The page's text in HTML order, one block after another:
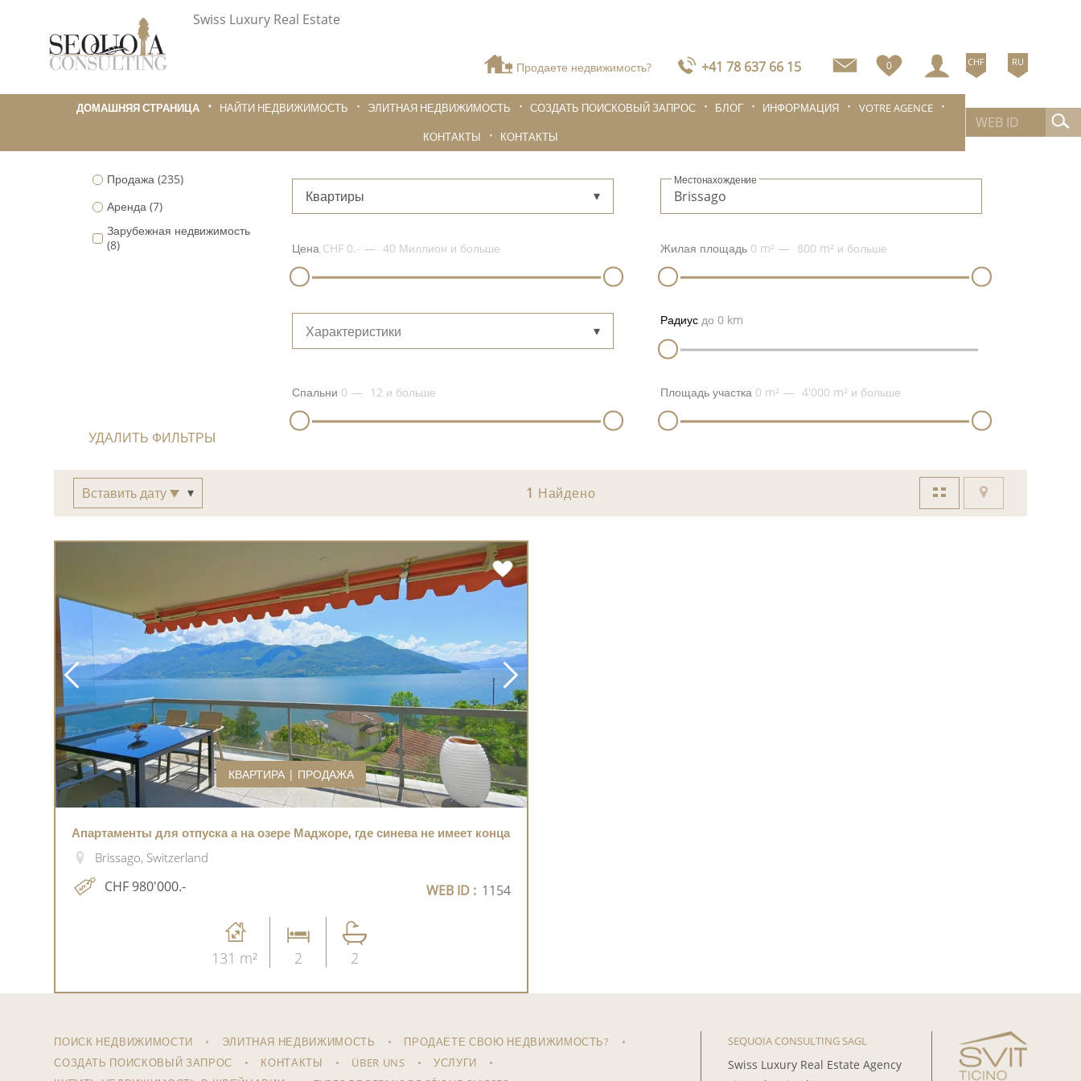
Swiss Luxury Real Estate
Продаете недвижимость? +41 78 637 66 15 0 CHF RU
ДОМАШНЯЯ СТРАНИЦА НАЙТИ НЕДВИЖИМОСТЬ ЭЛИТНАЯ НЕДВИЖИМОСТЬ СОЗДАТЬ ПОИСКОВЫЙ ЗАПРОС БЛОГ ИНФОРМАЦИЯ
VOTRE AGENCE
КОНТАКТЫ
КОНТАКТЫ
Продажа(235)
Аренда(7)
Зарубежная недвижимость
(8)
Квартиры
Местонахождение
Цена CHF 0.- 40 Миллион и больше Жилая площадь 0 m² 800 m² и больше
Характеристики
Радиусдо 0 km
Спальни 0 12 и больше Площадь участка 0 m² 4'000 m² и больше
УДАЛИТЬ ФИЛЬТРЫ
Вставить дату 1 Найдено
КВАРТИРА | ПРОДАЖА
Апартаменты для отпуска а на озере Маджоре, где синева не имеет конца
Brissago, Switzerland
CHF 980'000.- WEB ID : 1154
131 m² 2 2
ПОИСК НЕДВИЖИМОСТИ ЭЛИТНАЯ НЕДВИЖИМОСТЬ
ПРОДАЕТЕ СВОЮ НЕДВИЖИМОСТЬ?
СОЗДАТЬ ПОИСКОВЫЙ ЗАПРОС
КОНТАКТЫ ÜBER UNS
УСЛУГИ
SEQUOIA CONSULTING SAGL
Swiss Luxury Real Estate Agency